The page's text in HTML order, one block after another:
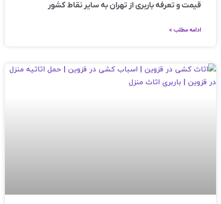
قیمت و تعرفه باربری از تهران به سایر نقاط کشور
ادامه مطلب »